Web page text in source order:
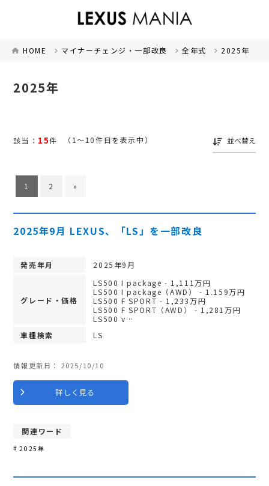
HOME マイナーチェンジ・一部改良 全年式 2025年
2025年
該当： 15件 （1～10件目を表示中） 並べ替え
1 2 »
2025年9月 LEXUS、「LS」を一部改良
発売年月 2025年9月
グレード・価格
LS500 I package - 1,111万円
LS500 I package（AWD） - 1.159万円
LS500 F SPORT - 1,233万円
LS500 F SPORT（AWD） - 1,281万円
LS500 v…
車種検索
LS
情報更新日： 2025/10/10
詳しく見る
関連ワード
2025年